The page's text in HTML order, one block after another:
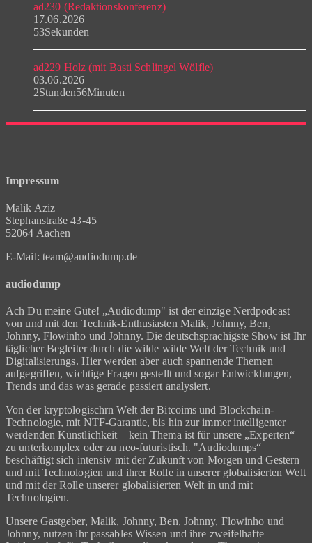
ad230 (Redaktionskonferenz)
17.06.2026
53Sekunden
ad229 Holz (mit Basti Schlingel Wölfle)
03.06.2026
2Stunden56Minuten
Impressum
Malik Aziz
Stephanstraße 43-45
52064 Aachen
E-Mail: team@audiodump.de
audiodump
Ach Du meine Güte! „Audiodump" ist der einzige Nerdpodcast
von und mit den Technik-Enthusiasten Malik, Johnny, Ben,
Johnny, Flowinho und Johnny. Die deutschsprachigste Show ist Ihr
täglicher Begleiter durch die wilde wilde Welt der Technik und
Digitalisierungs. Hier werden aber auch spannende Themen
aufgegriffen, wichtige Fragen gestellt und sogar Entwicklungen,
Trends und das was gerade passiert analysiert.
Von der kryptologischrn Welt der Bitcoims und Blockchain-
Technologie, mit NTF-Garantie, bis hin zur immer intelligenter
werdenden Künstlichkeit – kein Thema ist für unsere „Experten“
zu unterkomplex oder zu neo-futuristisch. "Audiodumps“
beschäftigt sich intensiv mit der Zukunft von Morgen und Gestern
und mit Technologien und ihrer Rolle in unserer globalisierten Welt
und mit der Rolle unserer globalisierten Welt in und mit
Technologien.
Unsere Gastgeber, Malik, Johnny, Ben, Johnny, Flowinho und
Johnny, nutzen ihr passables Wissen und ihre zweifelhafte